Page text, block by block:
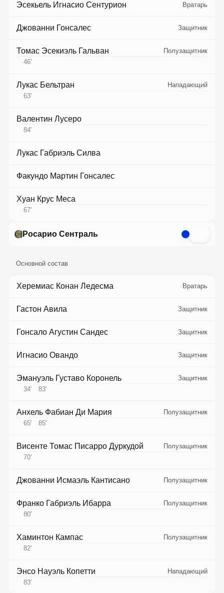
Эсекьель Игнасио Сентурион Вратарь
Джованни Гонсалес Защитник
Томас Эсекиэль Гальван
Полузащитник
46'
Лукас Бельтран
Нападающий
63'
Валентин Лусеро
84'
Лукас Габриэль Силва
Факундо Мартин Гонсалес
Хуан Крус Меса
67'
Росарио Сентраль
Основной состав
Херемиас Конан Ледесма Вратарь
Гастон Авила Защитник
Гонсало Агустин Сандес Защитник
Игнасио Овандо Защитник
Эмануэль Густаво Коронель
Защитник
34' 83'
Анхель Фабиан Ди Мария
Полузащитник
65' 85'
Висенте Томас Писарро Дуркудой
Полузащитник
70'
Джованни Исмаэль Кантисано Полузащитник
Франко Габриэль Ибарра
Полузащитник
80'
Хаминтон Кампас
Полузащитник
82'
Энсо Науэль Копетти
Нападающий
83'